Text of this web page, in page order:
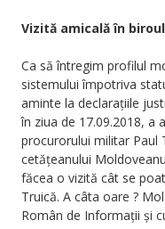
Vizită amicală în
Ca să întregim profilul
sistemului împotriva
aminte la declarațiile
în ziua de 17.09.2018, a
procurorului militar Paul
cetățeanului
făcea o vizită cât se
Truică. A câta oare ?
Român de Informații și